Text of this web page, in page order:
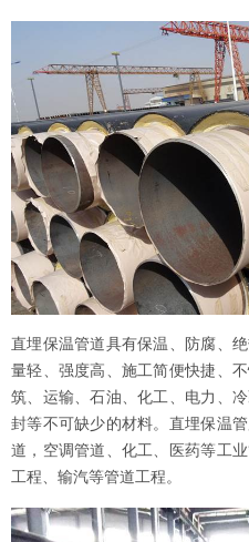
直埋保温管道具有保温、防腐、
量轻、强度高、施工简便快捷、
筑、运输、石油、化工、电力、
封等不可缺少的材料。直埋保温
道，空调管道、化工、医药等工
工程、输汽等管道工程。